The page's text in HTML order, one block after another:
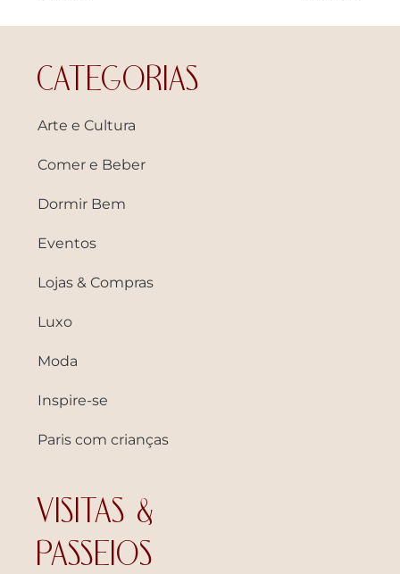
CATEGORIAS
Arte e Cultura
Comer e Beber
Dormir Bem
Eventos
Lojas & Compras
Luxo
Moda
Inspire-se
Paris com crianças
VISITAS &
PASSEIOS